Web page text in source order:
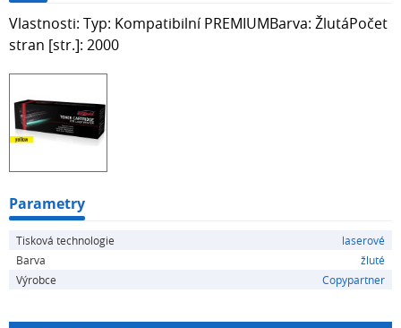
Vlastnosti: Typ: Kompatibilní PREMIUMBarva: ŽlutáPočet
stran [str.]: 2000
Parametry
Tisková technologie
laserové
Barva
žluté
Výrobce
Copypartner